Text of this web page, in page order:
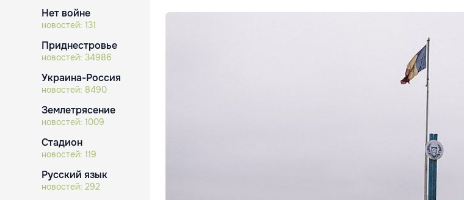
Нет войне
новостей: 131
Приднестровье
новостей: 34986
Украина-Россия
новостей: 8490
Землетрясение
новостей: 1009
Стадион
новостей: 119
Русский язык
новостей: 292